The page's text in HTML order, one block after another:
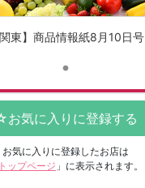
関東】商品情報紙8月10日号
お気に入りに登録したお店は
トップページ 」に表示されます。